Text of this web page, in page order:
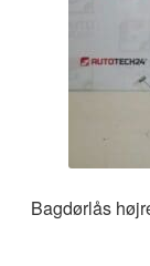
Bagdørlås